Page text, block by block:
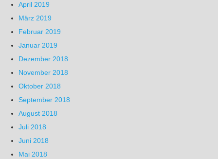
April 2019
März 2019
Februar 2019
Januar 2019
Dezember 2018
November 2018
Oktober 2018
September 2018
August 2018
Juli 2018
Juni 2018
Mai 2018